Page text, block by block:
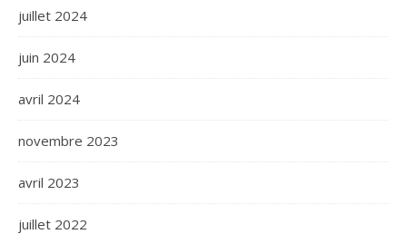
juillet 2024
juin 2024
avril 2024
novembre 2023
avril 2023
juillet 2022